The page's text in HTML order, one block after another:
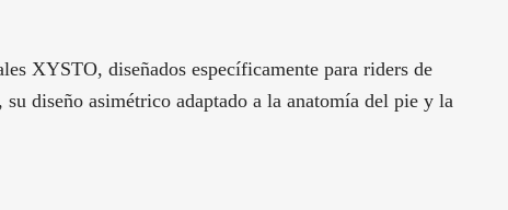
XYSTO, diseñados específicamente para riders de
diseño asimétrico adaptado a la anatomía del pie y la